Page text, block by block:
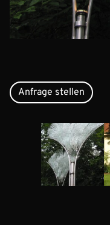
Anfrage stellen